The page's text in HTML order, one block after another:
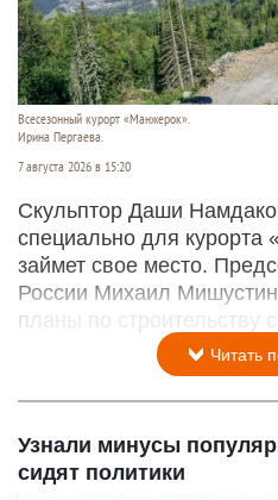
Всесезонный курорт «Манжерок».
Ирина Пергаева.
7 августа 2026 в 15:20
Скульптор Даши
специально для курорта
займет свое место.
России Михаил
планы по строительству
Читать
Узнали минусы
сидят политики